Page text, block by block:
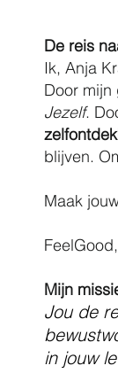
De reis
Ik, Anja
Door
Jezelf.
blijven.
Maak
Mijn
Jou de
in jouw